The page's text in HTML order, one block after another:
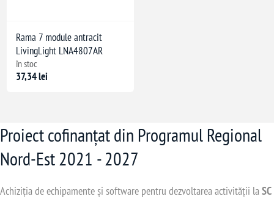
Rama 7 module antracit
LivingLight LNA4807AR
în stoc
37,34 lei
Proiect cofinanțat din Programul Regional
Nord-Est 2021 - 2027
Achiziția de echipamente și software pentru dezvoltarea activității laSC